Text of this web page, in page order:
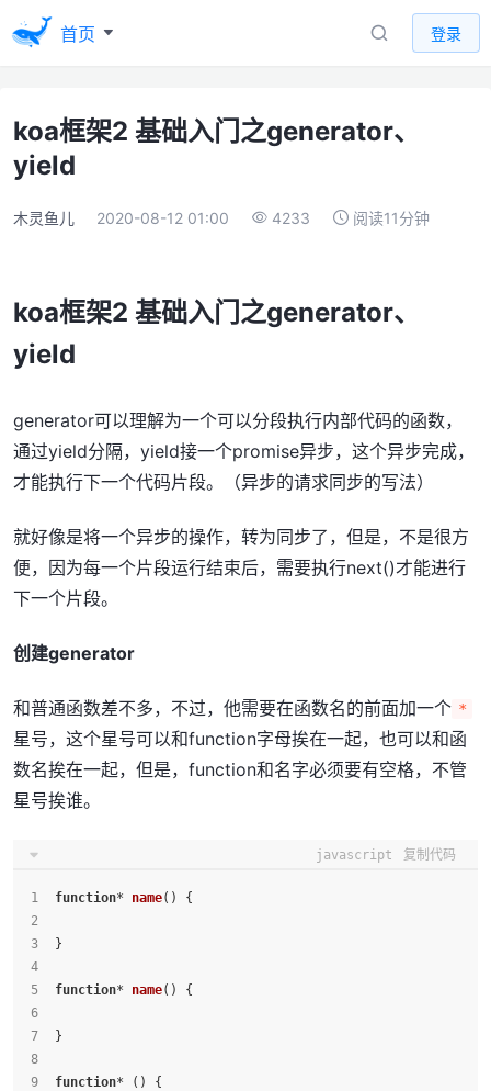
首页 登录
koa框架2 基础入门之generator、
yield
木灵鱼儿 2020-08-12 01:00 4233 阅读11分钟
koa框架2 基础入门之generator、
yield
generator可以理解为一个可以分段执行内部代码的函数，
通过yield分隔，yield接一个promise异步，这个异步完成，
才能执行下一个代码片段。（异步的请求同步的写法）
就好像是将一个异步的操作，转为同步了，但是，不是很方
便，因为每一个片段运行结束后，需要执行next()才能进行
下一个片段。
创建generator
和普通函数差不多，不过，他需要在函数名的前面加一个 *
星号，这个星号可以和function字母挨在一起，也可以和函
数名挨在一起，但是，function和名字必须要有空格，不管
星号挨谁。
javascript 复制代码
function* name( ) {
}
function* name( ) {
}
function* () {